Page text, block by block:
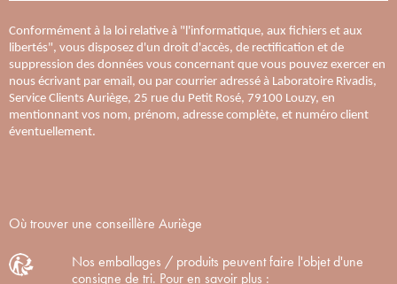
Conformément à la loi relative à "l'informatique, aux fichiers et aux
libertés", vous disposez d'un droit d'accès, de rectification et de
suppression des données vous concernant que vous pouvez exercer en
nous écrivant par email, ou par courrier adressé à Laboratoire Rivadis,
Service Clients Auriège, 25 rue du Petit Rosé, 79100 Louzy, en
mentionnant vos nom, prénom, adresse complète, et numéro client
éventuellement.
Où trouver une conseillère Auriège
Nos emballages / produits peuvent faire l'objet d'une
consigne de tri. Pour en savoir plus :